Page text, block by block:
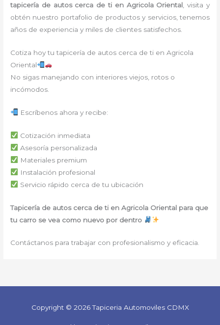
tapicería de autos cerca de ti en Agricola Oriental , visita y
obtén nuestro portafolio de productos y servicios, tenemos
años de experiencia y miles de clientes satisfechos.
Cotiza hoy tu tapicería de autos cerca de ti en Agricola
Oriental
No sigas manejando con interiores viejos, rotos o
incómodos.
Escríbenos ahora y recibe:
Cotización inmediata
Asesoría personalizada
Materiales premium
Instalación profesional
Servicio rápido cerca de tu ubicación
Tapicería de autos cerca de ti en Agricola Oriental para que
tu carro se vea como nuevo por dentro
Contáctanos para trabajar con profesionalismo y eficacia.
Copyright © 2026 Tapiceria Automoviles CDMX